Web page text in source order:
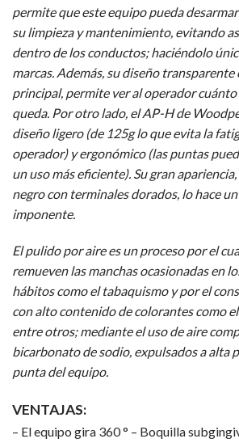
permite que este equipo pueda
su limpieza y mantenimiento, evitando
dentro de los conductos; haciéndolo
marcas. Además, su diseño transparente
principal, permite ver al operador
queda. Por otro lado, el AP-H de
diseño ligero (de 125g lo que evita la
operador) y ergonómico (las puntas
un uso más eficiente). Su gran
negro con terminales dorados, lo hace
imponente.
El pulido por aire es un proceso por el
remueven las manchas ocasionadas en
hábitos como el tabaquismo y por el
con alto contenido de colorantes como el
entre otros; mediante el uso de aire
bicarbonato de sodio, expulsados a alta
punta del equipo.
VENTAJAS:
– El equipo gira 360 ° – Boquilla